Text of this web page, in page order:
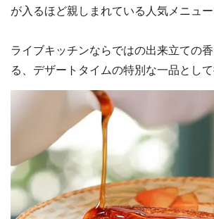
が入るほど親しまれている人気メニュー
ライブキッチンならではの出来立ての
る、デザートタイムの特別な一品として